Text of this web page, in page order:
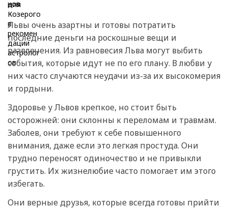
Львы очень азартны и готовы потратить
последние деньги на роскошные вещи и
развлечения. Из равновесия Льва могут выбить
события, которые идут не по его плану. В любви у
них часто случаются неудачи из-за их высокомерия
и гордыни.
Здоровье у Львов крепкое, но стоит быть
осторожней: они склонны к переломам и травмам.
Заболев, они требуют к себе повышенного
внимания, даже если это легкая простуда. Они
трудно переносят одиночество и не привыкли
грустить. Их жизнелюбие часто помогает им этого
избегать.
Они верные друзья, которые всегда готовы прийти